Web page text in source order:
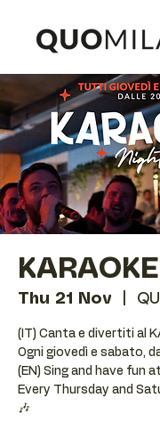
Thu 21 Nov
(IT) Canta e divertiti al
Ogni giovedì e sabato,
(EN) Sing and have fun
Every Thursday and
🎶